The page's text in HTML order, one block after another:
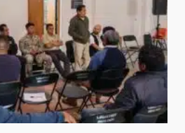
territorio oaxaqueño
2026
de Gobierno refuerza
institucional en San
Juan Mazatlán
2026